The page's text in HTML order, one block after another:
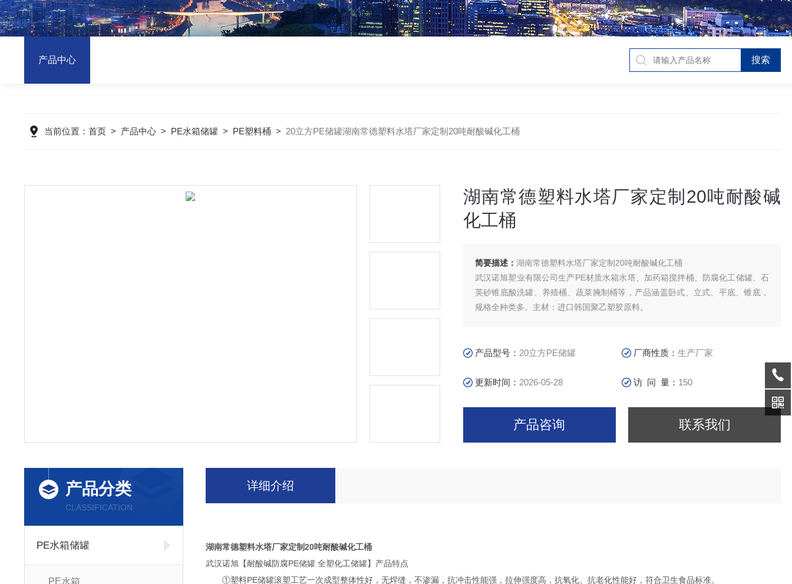
产品中心
当前位置： 首页> 产品中心> PE水箱储罐> PE塑料桶 > 20立方PE储罐湖南常德塑料水塔厂家定制20吨耐酸碱化工桶
湖南常德塑料水塔厂家定制20吨耐酸碱
化工桶
简要描述： 湖南常德塑料水塔厂家定制20吨耐酸碱化工桶
武汉诺旭塑业有限公司生产PE材质水箱水塔、加药箱搅拌桶、防腐化工储罐、石
英砂锥底酸洗罐、养殖桶、蔬菜腌制桶等，产品涵盖卧式、立式、平底、锥底，
规格全种类多。主材：进口韩国聚乙塑胶原料。
产品型号： 20立方PE储罐 厂商性质：生产厂家
更新时间： 2026-05-28 访 问 量： 150
产品咨询 联系我们
产品分类
CLASSIFICATION
PE水箱储罐
PE水箱
详细介绍
湖南常德塑料水塔厂家定制20吨耐酸碱化工桶
武汉诺旭【耐酸碱防腐PE储罐 全塑化工储罐】产品特点
①塑料PE储罐滚塑工艺一次成型整体性好，无焊缝，不渗漏，抗冲击性能强，拉伸强度高，抗氧化、抗老化性能好，符合卫生食品标准。